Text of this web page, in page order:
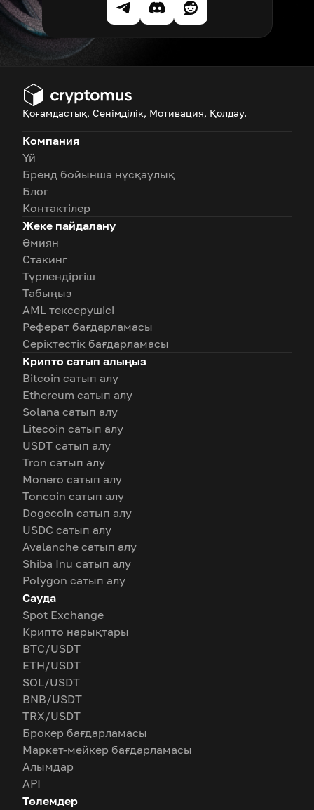
Қоғамдастық, Сенімділік, Мотивация, Қолдау.
Компания
Үй
Бренд бойынша нұсқаулық
Блог
Контактілер
Жеке пайдалану
Әмиян
Стакинг
Түрлендіргіш
Табыңыз
AML тексерушісі
Реферат бағдарламасы
Серіктестік бағдарламасы
Крипто сатып алыңыз
Bitcoin сатып алу
Ethereum сатып алу
Solana сатып алу
Litecoin сатып алу
USDT сатып алу
Tron сатып алу
Monero сатып алу
Toncoin сатып алу
Dogecoin сатып алу
USDC сатып алу
Avalanche сатып алу
Shiba Inu сатып алу
Polygon сатып алу
Сауда
Spot Exchange
Крипто нарықтары
BTC/USDT
ETH/USDT
SOL/USDT
BNB/USDT
TRX/USDT
Брокер бағдарламасы
Маркет-мейкер бағдарламасы
Алымдар
API
Төлемдер